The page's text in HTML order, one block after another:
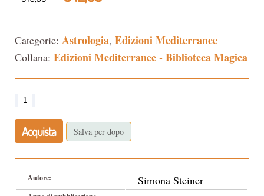
Categorie: Astrologia, Edizioni Mediterranee
Collana: Edizioni Mediterranee - Biblioteca Magica
Acquista Salva per dopo
Autore: Simona Steiner